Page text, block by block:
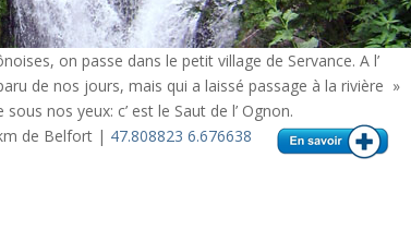
on passe dans le petit village de Servance. A l’
de nos jours, mais qui a laissé passage à la rivière »
nos yeux: c’ est le Saut de l’ Ognon.
de Belfort | 47.808823 6.676638